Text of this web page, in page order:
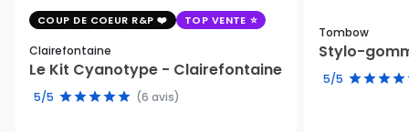
COUP DE COEUR R&P TOP VENTE
Clairefontaine
Le Kit Cyanotype - Clairefontaine
5/5 (6 avis)
Tombow
Stylo-
5/5